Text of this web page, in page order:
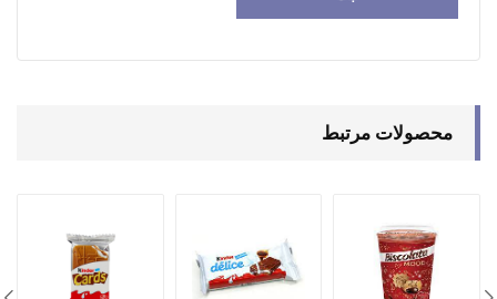
محصولات مرتبط